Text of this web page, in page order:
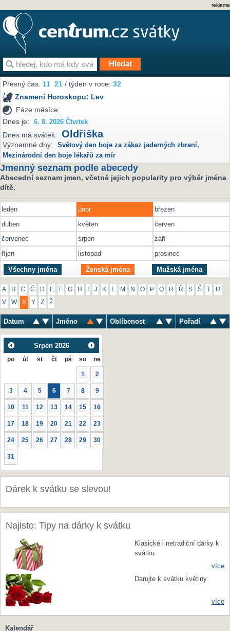
reklama
Přesný čas:11 21 / týden v roce:32
Znamení Horoskopu: Lev
Fáze měsíce:
Dnes je:
6. 8. 2026 Čtvrtek
Dnes má svátek: Oldřiška
Významné dny: Světový den boje za zákaz jaderných zbraní,
Mezinárodní den boje lékařů za mír
Jmenný seznam podle abecedy
Abecední seznam jmen, včetně jejich popularity pro výběr jména
dítě.
leden únor
březen
duben
květen
červen
červenec
srpen
září
říjen
listopad prosinec
Všechny jména Ženská jména Mužská jména
A B C Č D E F G H J K M N O P Q R Ř S Š U
V W X Y Z Ž
Datum Jméno Oblíbenost Pořadí
Srpen 2026
po út st čt pá so ne
1 2
3 4 5 6 7 8 9
10 11 12 13 14 15 16
17 18 19 20 21 22 23
24 25 26 27 28 29 30
31
Dárek k svátku se slevou!
Najisto: Tipy na dárky k svátku
Klasické i netradiční dárky k
svátku
více
Darujte k svátku květiny
více
Kalendář